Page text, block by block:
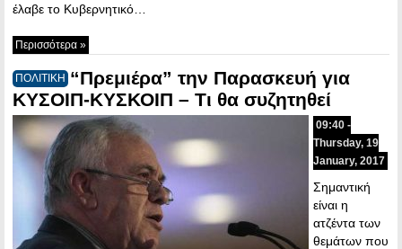
έλαβε το Κυβερνητικό…
Περισσότερα »
ΠΟΛΙΤΙΚΗ “Πρεμιέρα” την Παρασκευή για
ΚΥΣΟΙΠ-ΚΥΣΚΟΙΠ – Τι θα συζητηθεί
09:40 -
Thursday, 19
January, 2017
Σημαντική
είναι η
ατζέντα των
θεμάτων που